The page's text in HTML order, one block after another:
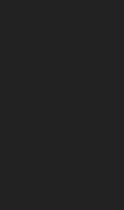
öppnas i